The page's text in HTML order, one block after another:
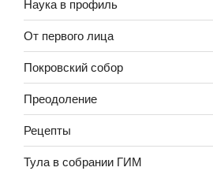
Наука в профиль
От первого лица
Покровский собор
Преодоление
Рецепты
Тула в собрании ГИМ